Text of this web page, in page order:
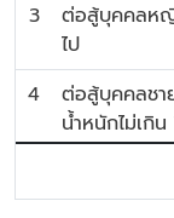
3
ต่อสู้บุคคลห
ไป
4
ต่อสู้บุคคลชา
น้ำหนักไม่เกิ
น้ำหนักไม่เกิ